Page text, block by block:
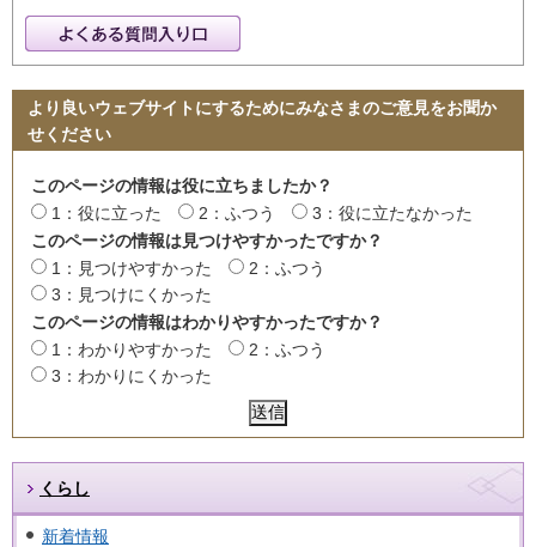
より良いウェブサイトにするためにみなさまのご意見をお聞か
せください
このページの情報は役に立ちましたか？
1：役に立った
2：ふつう
3：役に立たなかった
このページの情報は見つけやすかったですか？
1：見つけやすかった
2：ふつう
3：見つけにくかった
このページの情報はわかりやすかったですか？
1：わかりやすかった
2：ふつう
3：わかりにくかった
くらし
新着情報